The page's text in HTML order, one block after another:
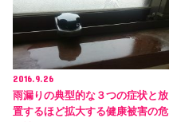
2016.9.26
雨漏りの典型的な３つの症状と放
置するほど拡大する健康被害の危